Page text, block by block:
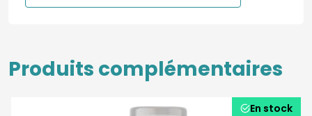
Produits complémentaires
En stock